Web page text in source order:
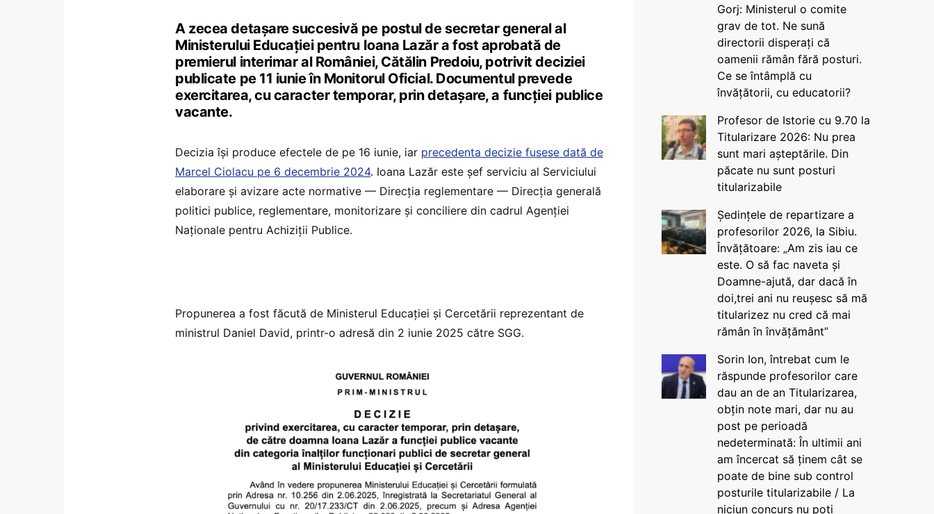
A zecea detașare succesivă pe postul de secretar general al
Ministerului Educației pentru Ioana Lazăr a fost aprobată de
premierul interimar al României, Cătălin Predoiu, potrivit deciziei
publicate pe 11 iunie în Monitorul Oficial. Documentul prevede
exercitarea, cu caracter temporar, prin detașare, a funcției publice
vacante.
Decizia își produce efectele de pe 16 iunie, iar precedenta decizie fusese dată de
Marcel Ciolacu pe 6 decembrie 2024. Ioana Lazăr este șef serviciu al Serviciului
elaborare și avizare acte normative — Direcția reglementare — Direcția generală
politici publice, reglementare, monitorizare și conciliere din cadrul Agenției
Naționale pentru Achiziții Publice.
Propunerea a fost făcută de Ministerul Educației și Cercetării reprezentant de
ministrul Daniel David, printr-o adresă din 2 iunie 2025 către SGG.
Gorj: Ministerul o comite
grav de tot. Ne sună
directorii disperați că
oamenii rămân fără posturi.
Ce se întâmplă cu
învățătorii, cu educatorii?
Profesor de Istorie cu 9.70 la
Titularizare 2026: Nu prea
sunt mari așteptările. Din
păcate nu sunt posturi
titularizabile
Ședințele de repartizare a
profesorilor 2026, la Sibiu.
Învățătoare: „Am zis iau ce
este. O să fac naveta și
Doamne-ajută, dar dacă în
doi,trei ani nu reușesc să mă
titularizez nu cred că mai
rămân în învățământ”
Sorin Ion, întrebat cum le
răspunde profesorilor care
dau an de an Titularizarea,
obțin note mari, dar nu au
post pe perioadă
nedeterminată: În ultimii ani
am încercat să ținem cât se
poate de bine sub control
posturile titularizabile / La
niciun concurs nu poți